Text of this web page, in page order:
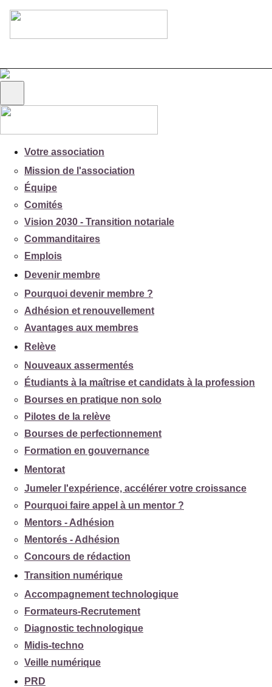
Votre association
Mission de l'association
Équipe
Comités
Vision 2030 - Transition notariale
Commanditaires
Emplois
Devenir membre
Pourquoi devenir membre ?
Adhésion et renouvellement
Avantages aux membres
Relève
Nouveaux assermentés
Étudiants à la maîtrise et candidats à la profession
Bourses en pratique non solo
Pilotes de la relève
Bourses de perfectionnement
Formation en gouvernance
Mentorat
Jumeler l'expérience, accélérer votre croissance
Pourquoi faire appel à un mentor ?
Mentors - Adhésion
Mentorés - Adhésion
Concours de rédaction
Transition numérique
Accompagnement technologique
Formateurs-Recrutement
Diagnostic technologique
Midis-techno
Veille numérique
PRD